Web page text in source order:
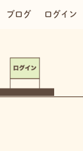
ブログ ログイン